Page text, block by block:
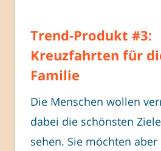
Trend-Produkt #3:
Kreuzfahrten für
Familie
Die Menschen wollen
dabei die schönsten
sehen. Sie möchten aber